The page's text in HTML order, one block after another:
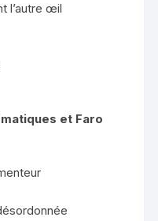
l’autre œil
et Faro